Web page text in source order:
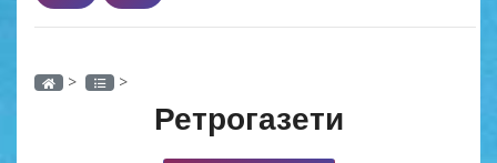
> >
Ретрогазети